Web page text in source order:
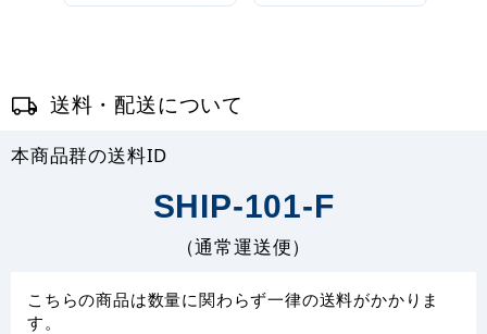
送料・配送について
本商品群の送料ID
SHIP-101-F
（通常運送便）
こちらの商品は数量に関わらず一律の送料がかかりま
す。